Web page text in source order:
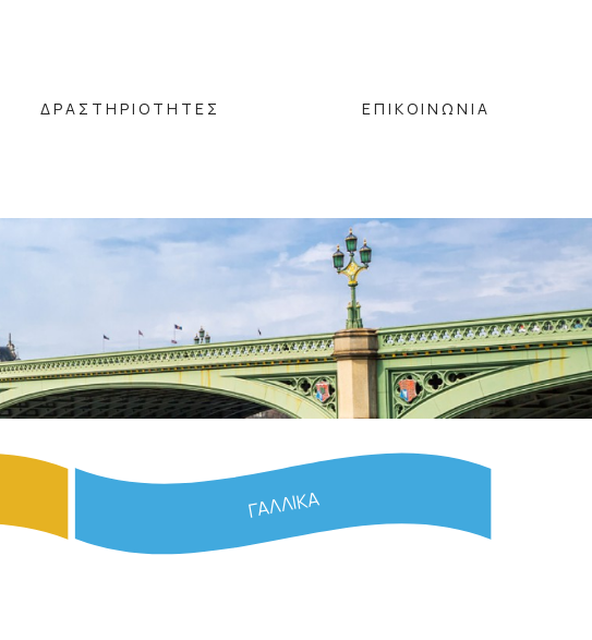
ΔΡΑΣΤΗΡΙΟΤΗΤΕΣ ΕΠΙΚΟΙΝΩΝΙΑ
ΓΑΛΛΙΚΑ